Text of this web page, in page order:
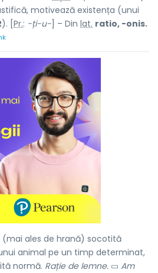
motivează existența (unui
). [ Pr.: -ți-u- ] – Din lat. ratio, -onis.
(mai ales de hrană) socotită
animal pe un timp determinat,
normă. Rație de lemne. ▭ Am